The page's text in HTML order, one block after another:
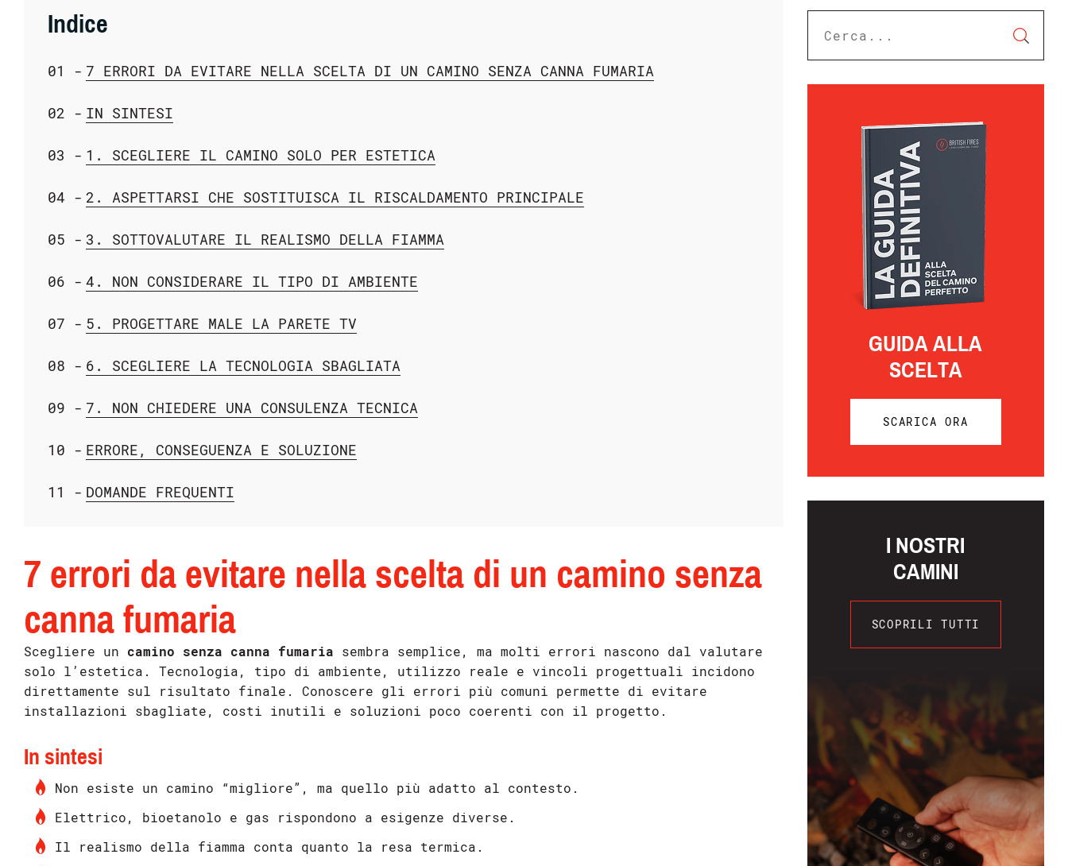
Indice
7 ERRORI DA EVITARE NELLA SCELTA DI UN CAMINO SENZA CANNA FUMARIA
IN SINTESI
1. SCEGLIERE IL CAMINO SOLO PER ESTETICA
2. ASPETTARSI CHE SOSTITUISCA IL RISCALDAMENTO PRINCIPALE
3. SOTTOVALUTARE IL REALISMO DELLA FIAMMA
4. NON CONSIDERARE IL TIPO DI AMBIENTE
5. PROGETTARE MALE LA PARETE TV
6. SCEGLIERE LA TECNOLOGIA SBAGLIATA
7. NON CHIEDERE UNA CONSULENZA TECNICA
ERRORE, CONSEGUENZA E SOLUZIONE
DOMANDE FREQUENTI
7 errori da evitare nella scelta di un camino senza
canna fumaria
Scegliere un camino senza canna fumaria sembra semplice, ma molti errori nascono dal valutare
solo l’estetica. Tecnologia, tipo di ambiente, utilizzo reale e vincoli progettuali incidono
direttamente sul risultato finale. Conoscere gli errori più comuni permette di evitare
installazioni sbagliate, costi inutili e soluzioni poco coerenti con il progetto.
In sintesi
Non esiste un camino “migliore”, ma quello più adatto al contesto.
Elettrico, bioetanolo e gas rispondono a esigenze diverse.
Il realismo della fiamma conta quanto la resa termica.
GUIDA ALLA
SCELTA
SCARICA ORA
I NOSTRI
CAMINI
SCOPRILI TUTTI